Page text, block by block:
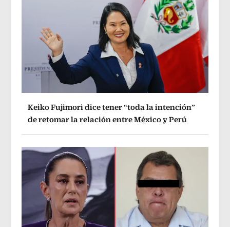
Keiko Fujimori dice tener “toda la intención”
de retomar la relación entre México y Perú